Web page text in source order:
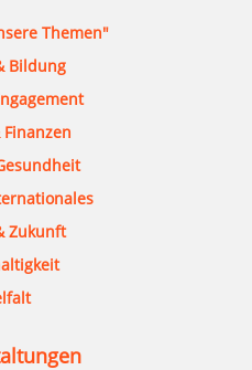
Themen"
Bildung
Zukunft